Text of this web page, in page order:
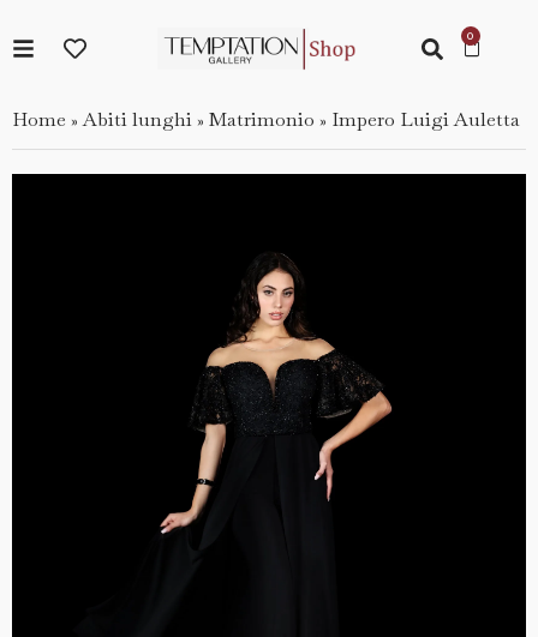
Home »Abiti lunghi » Matrimonio » Impero Luigi Auletta